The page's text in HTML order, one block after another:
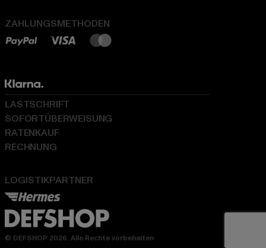
ZAHLUNGSMETHODEN
LOGISTIKPARTNER
LASTSCHRIFT
SOFORTÜBERWEISUNG
RATENKAUF
RECHNUNG
© DEFSHOP 2026. Alle Rechte vorbehalten